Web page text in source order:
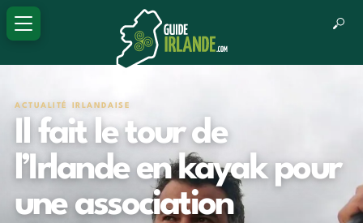
ACTUALITÉ IRLANDAISE
Il fait le tour de
l’Irlande en kayak pour
une association